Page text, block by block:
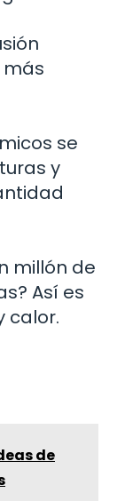
más
se
y
millón de
Así es
calor.
de